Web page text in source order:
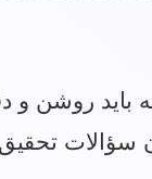
باید
سؤالات